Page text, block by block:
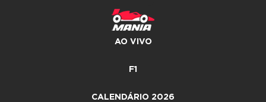
AO VIVO
F1
CALENDÁRIO 2026